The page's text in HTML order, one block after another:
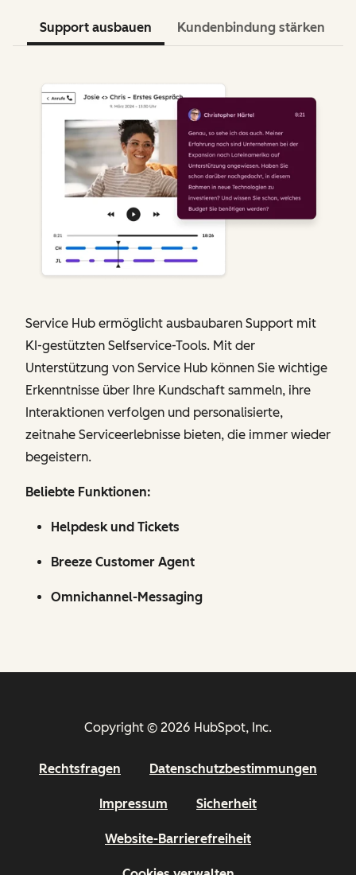
Support ausbauen Kundenbindung stärken
Service Hub ermöglicht ausbaubaren Support mit
KI-gestützten Selfservice-Tools. Mit der
Unterstützung von Service Hub können Sie wichtige
Erkenntnisse über Ihre Kundschaft sammeln, ihre
Interaktionen verfolgen und personalisierte,
zeitnahe Serviceerlebnisse bieten, die immer wieder
begeistern.
Beliebte Funktionen:
Helpdesk und Tickets
Breeze Customer Agent
Omnichannel-Messaging
Copyright © 2026 HubSpot, Inc.
Rechtsfragen Datenschutzbestimmungen
Impressum Sicherheit
Website-Barrierefreiheit